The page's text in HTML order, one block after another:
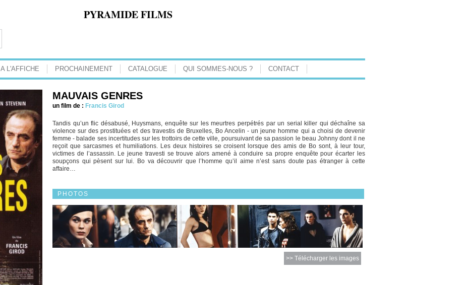
PYRAMIDE FILMS
A L'AFFICHE PROCHAINEMENT CATALOGUE QUI SOMMES-NOUS ? CONTACT
MAUVAIS GENRES
un film de : Francis Girod
Tandis qu’un flic désabusé, Huysmans, enquête sur les meurtres perpétrés par un serial killer qui déchaîne sa
violence sur des prostituées et des travestis de Bruxelles, Bo Ancelin - un jeune homme qui a choisi de devenir
femme - balade ses incertitudes sur les trottoirs de cette ville, poursuivant de sa passion le beau Johnny dont il ne
reçoit que sarcasmes et humiliations. Les deux histoires se croisent lorsque des amis de Bo sont, à leur tour,
victimes de l’assassin. Le jeune travesti se trouve alors amené à conduire sa propre enquête pour écarter les
soupçons qui pèsent sur lui. Bo va découvrir que l’homme qu’il aime n’est sans doute pas étranger à cette
affaire…
PHOTOS
>> Télécharger les images